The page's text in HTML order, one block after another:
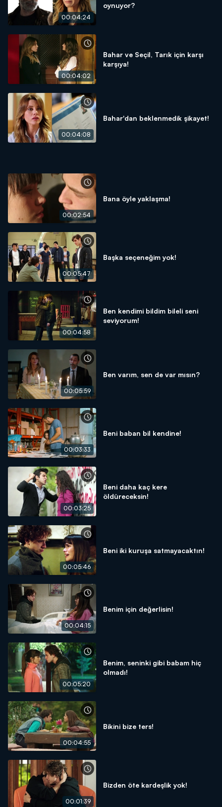
00:04:24
oynuyor?
00:04:02
Bahar ve Seçil, Tarık için karşı
karşıya!
00:04:08
Bahar'dan beklenmedik şikayet!
00:02:54
Bana öyle yaklaşma!
00:05:47
Başka seçeneğim yok!
00:04:58
Ben kendimi bildim bileli seni
seviyorum!
00:05:59
Ben varım, sen de var mısın?
00:03:33
Beni baban bil kendine!
00:03:25
Beni daha kaç kere
öldüreceksin!
00:05:46
Beni iki kuruşa satmayacaktın!
00:04:15
Benim için değerlisin!
00:05:20
Benim, seninki gibi babam hiç
olmadı!
00:04:55
Bikini bize ters!
00:01:39
Bizden öte kardeşlik yok!